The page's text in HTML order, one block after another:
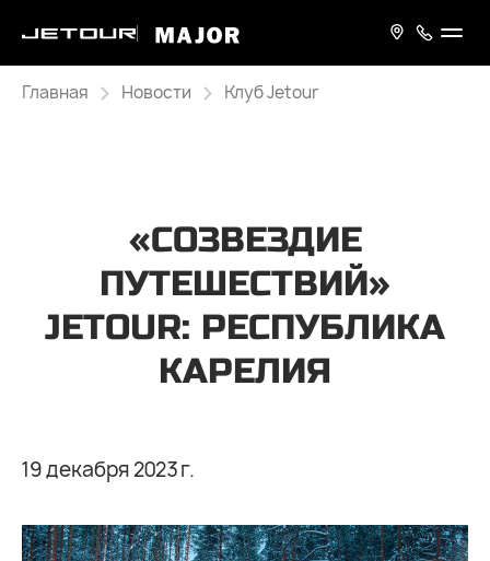
Главная Новости Клуб Jetour
«СОЗВЕЗДИЕ
ПУТЕШЕСТВИЙ»
JETOUR: РЕСПУБЛИКА
КАРЕЛИЯ
19 декабря 2023 г.